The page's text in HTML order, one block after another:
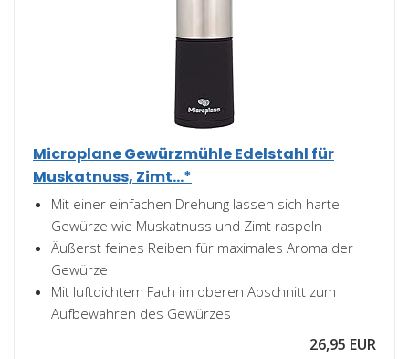
Microplane Gewürzmühle Edelstahl für
Muskatnuss, Zimt...*
Mit einer einfachen Drehung lassen sich harte
Gewürze wie Muskatnuss und Zimt raspeln
Äußerst feines Reiben für maximales Aroma der
Gewürze
Mit luftdichtem Fach im oberen Abschnitt zum
Aufbewahren des Gewürzes
26,95 EUR